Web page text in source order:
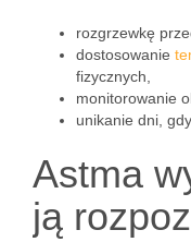
rozgrzewkę
dostosowanie
fizycznych,
monitorowanie
unikanie dni,
Astma
ją